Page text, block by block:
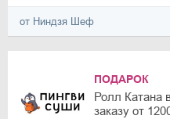
от Ниндзя Шеф
ПОДАРОК
Ролл Катана
заказу от